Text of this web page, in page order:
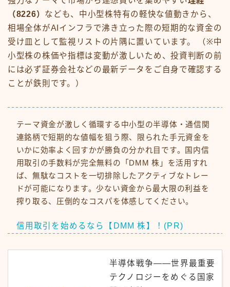
（8226） なども、中小型株特有の軽快な値動きから、
相場全体がAIインフラで沸き立った際の短期的な資金の
受け皿として監視リストの片隅に置いています。 （※中
小型株の株価や指標は変動が激しいため、投資判断の前
には必ず証券会社などの最新データをご自身で確認する
ことが鉄則です。）
テーマ資金が激しく循環する中小型の半導体・通信関
連銘柄で短期的な値幅を狙う際、限られた手元資金を
いかに効率よく回すかが勝負の分かれ目です。国内信
用取引の手数料が完全無料の「DMM 株」を活用すれ
ば、無駄なコストを一切排除したアクティブなトレー
ドが可能になります。少ない資金から最大限の利益を
搾り取る、圧倒的なコスパを体感してください。
信用取引を始めるなら【DMM 株】！(PR)
半導体戦争――世界最重要
テクノロジーをめぐる国家